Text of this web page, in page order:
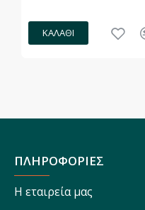
ΚΑΛΆΘΙ
ΠΛΗΡΟΦΟΡΙΕΣ
Η εταιρεία μας